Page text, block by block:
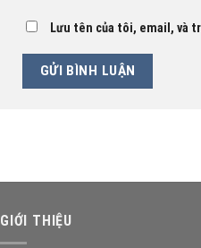
Lưu tên của tôi, email, và
GIỚI THIỆU